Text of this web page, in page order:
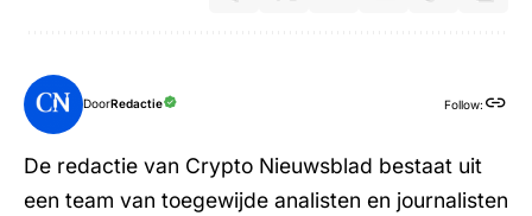
DoorRedactie Follow:
De redactie van Crypto Nieuwsblad bestaat uit
een team van toegewijde analisten en journalisten